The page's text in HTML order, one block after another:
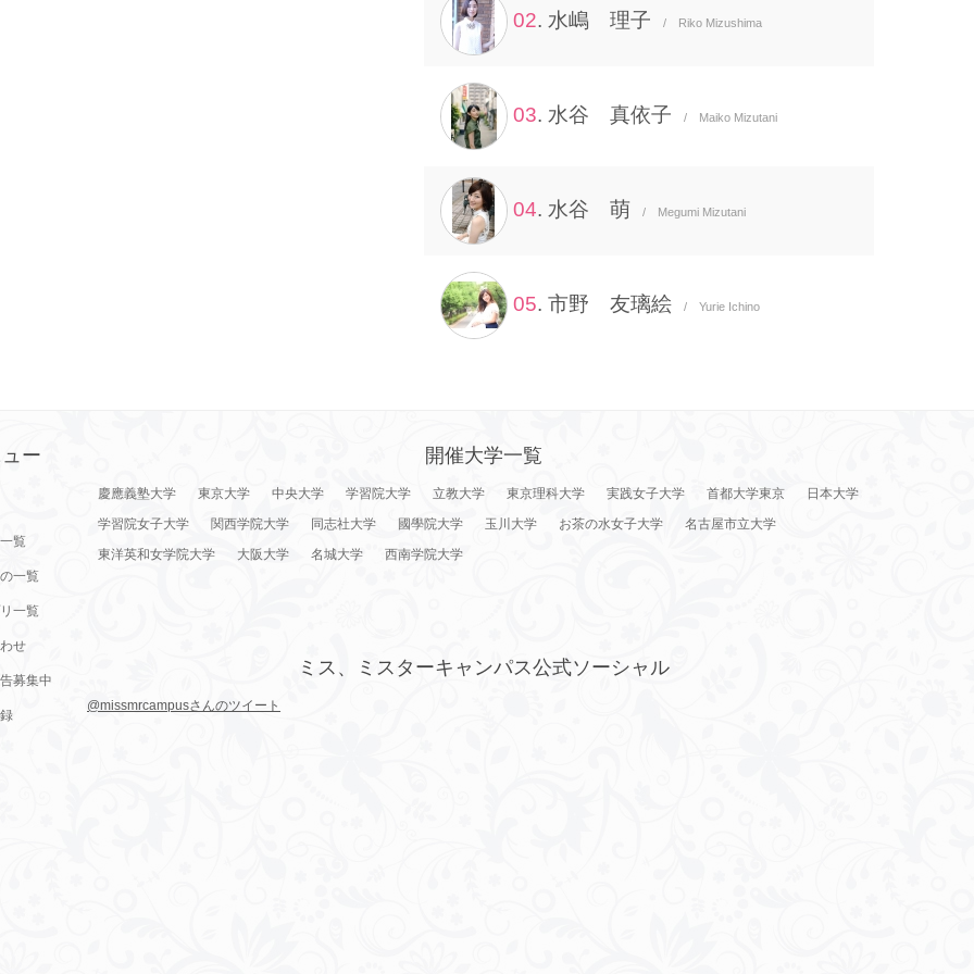
02. 水嶋 理子 / Riko Mizushima
03. 水谷 真依子 / Maiko Mizutani
04. 水谷 萌 / Megumi Mizutani
05. 市野 友璃絵 / Yurie Ichino
ー
覧
一覧
一覧
せ
募集中
開催大学一覧
慶應義塾大学 東京大学 中央大学 学習院大学 立教大学 東京理科大学 実践女子大学 首都大学東京
日本大学
学習院女子大学
関西学院大学 同志社大学 國學院大学 玉川大学 お茶の水女子大学
名古屋市立大学
東洋英和女学院大学
大阪大学 名城大学 西南学院大学
ミス、ミスターキャンパス公式ソーシャル
@missmrcampusさんのツイート